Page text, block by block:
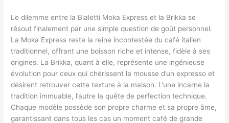
Le dilemme entre la Bialetti Moka Express et la Brikka se
résout finalement par une simple question de goût personnel.
La Moka Express reste la reine incontestée du café italien
traditionnel, offrant une boisson riche et intense, fidèle à ses
origines. La Brikka, quant à elle, représente une ingénieuse
évolution pour ceux qui chérissent la mousse d’un expresso et
désirent retrouver cette texture à la maison. L’une incarne la
tradition immuable, l’autre la quête de perfection technique.
Chaque modèle possède son propre charme et sa propre âme,
garantissant dans tous les cas un moment café de grande